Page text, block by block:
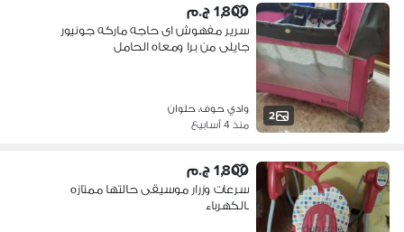
2
1,800 ج.م
سرير مفهوش اى حاجه ماركه جونيور
جايلى من برا ومعاه الحامل
وادي حوف، حلوان
منذ 4 أسابيع
1,800 ج.م
سرعات وزرار موسيقى حالتها ممتازه
بالكهرباء